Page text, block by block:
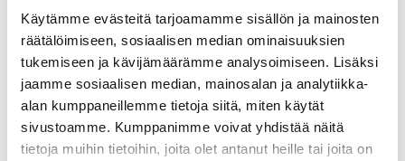
Käytämme evästeitä tarjoamamme sisällön ja mainosten
räätälöimiseen, sosiaalisen median ominaisuuksien
tukemiseen ja kävijämäärämme analysoimiseen. Lisäksi
jaamme sosiaalisen median, mainosalan ja analytiikka-
alan kumppaneillemme tietoja siitä, miten käytät
sivustoamme. Kumppanimme voivat yhdistää näitä
tietoja muihin tietoihin, joita olet antanut heille tai joita on
2.11.2023
ALV-alarajahuojennus on ollut vastaantulo
yrittäjille ja yrityksille, jotka kuuluvat...
lue lisää